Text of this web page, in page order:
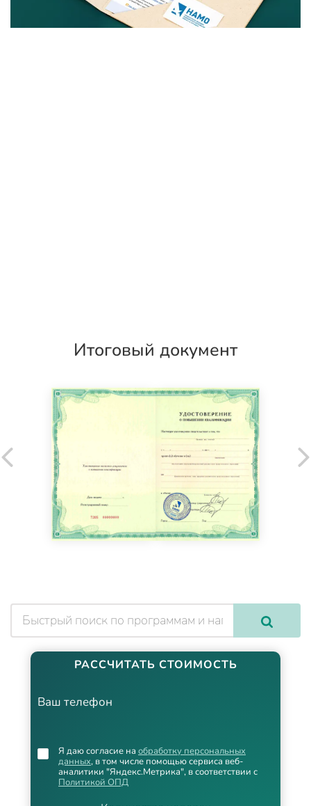
Итоговый документ
РАССЧИТАТЬ СТОИМОСТЬ
Ваш телефон
Я даю согласие на обработку персональных
данных, в том числе помощью сервиса веб-
аналитики "Яндекс.Метрика", в соответствии с
Политикой ОПД